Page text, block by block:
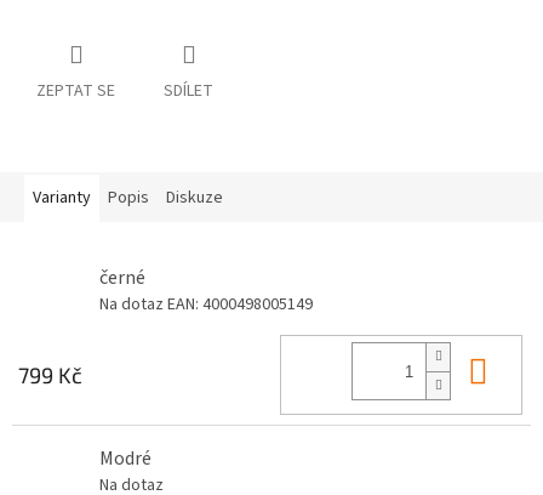
ZEPTAT SE SDÍLET
Varianty Popis Diskuze
černé
Na dotaz EAN: 4000498005149
799 Kč
Modré
Na dotaz